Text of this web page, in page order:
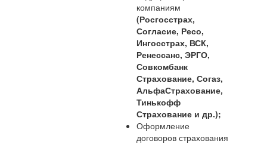
компаниям
(Росгосстрах,
Согласие, Ресо,
Ингосстрах, ВСК,
Ренессанс, ЭРГО,
Совкомбанк
Страхование, Согаз,
АльфаСтрахование,
Тинькофф
Страхование и др.);
Оформление
договоров страхования